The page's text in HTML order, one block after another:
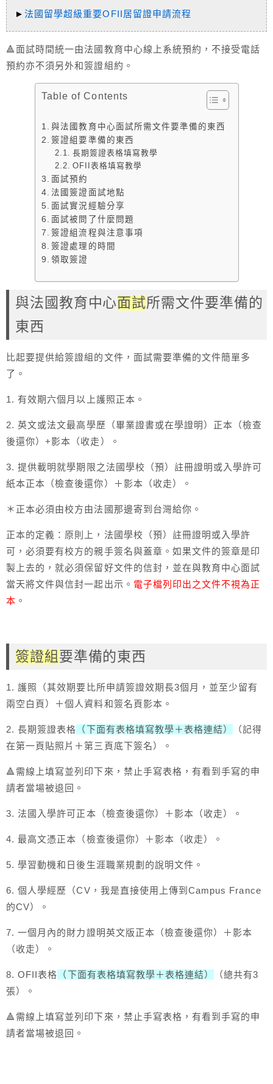
►法國留學超級重要OFII居留證申請流程
🔺面試時間統一由法國教育中心線上系統預約，不接受電話
預約亦不須另外和簽證組約。
Table of Contents
與法國教育中心面試所需文件要準備的東西
簽證組要準備的東西
長期簽證表格填寫教學
OFII表格填寫教學
面試預約
法國簽證面試地點
面試實況經驗分享
面試被問了什麼問題
簽證組流程與注意事項
簽證處理的時間
領取簽證
與法國教育中心面試所需文件要準備的
東西
比起要提供給簽證組的文件，面試需要準備的文件簡單多
了。
1. 有效期六個月以上護照正本。
2. 英文或法文最高學歷（畢業證書或在學證明）正本（檢查
後還你）+影本（收走）。
3. 提供載明就學期限之法國學校（預）註冊證明或入學許可
紙本正本（檢查後還你）＋影本（收走）。
＊正本必須由校方由法國那邊寄到台灣給你。
正本的定義：原則上，法國學校（預）註冊證明或入學許
可，必須要有校方的親手簽名與蓋章。如果文件的簽章是印
製上去的，就必須保留好文件的信封，並在與教育中心面試
當天將文件與信封一起出示。 電子檔列印出之文件不視為正
本 。
簽證組 要準備的東西
1. 護照（其效期要比所申請簽證效期長3個月，並至少留有
兩空白頁）＋個人資料和簽名頁影本。
2. 長期簽證表格 （下面有表格填寫教學＋表格連結）
（記得
在第一頁貼照片＋第三頁底下簽名）。
🔺需線上填寫並列印下來，禁止手寫表格，有看到手寫的申
請者當場被退回。
3. 法國入學許可正本（檢查後還你）＋影本（收走）。
4. 最高文憑正本（檢查後還你）＋影本（收走）。
5. 學習動機和日後生涯職業規劃的說明文件。
6. 個人學經歷（CV，我是直接使用上傳到Campus France
的CV）。
7. 一個月內的財力證明英文版正本（檢查後還你）＋影本
（收走）。
8. OFII表格 （下面有表格填寫教學＋表格連結）
（總共有3
張）。
🔺需線上填寫並列印下來，禁止手寫表格，有看到手寫的申
請者當場被退回。